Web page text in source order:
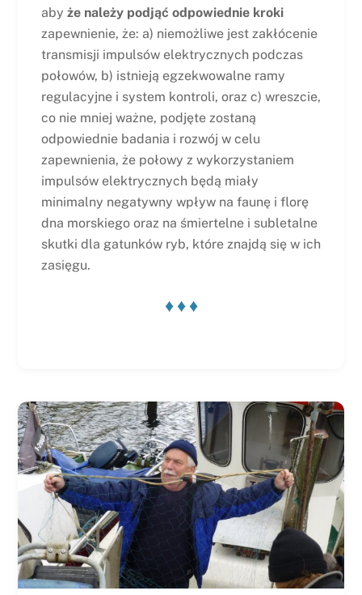
aby że należy podjąć odpowiednie kroki
zapewnienie, że: a) niemożliwe jest zakłócenie
transmisji impulsów elektrycznych podczas
połowów, b) istnieją egzekwowalne ramy
regulacyjne i system kontroli, oraz c) wreszcie,
co nie mniej ważne, podjęte zostaną
odpowiednie badania i rozwój w celu
zapewnienia, że połowy z wykorzystaniem
impulsów elektrycznych będą miały
minimalny negatywny wpływ na faunę i florę
dna morskiego oraz na śmiertelne i subletalne
skutki dla gatunków ryb, które znajdą się w ich
zasięgu.
♦ ♦ ♦